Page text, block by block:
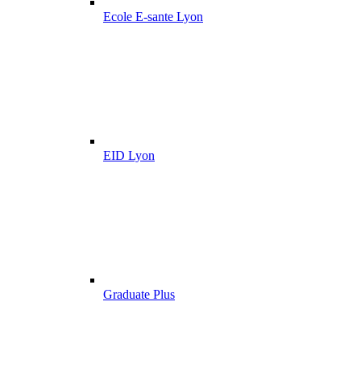
Ecole E-sante Lyon
EID Lyon
Graduate Plus